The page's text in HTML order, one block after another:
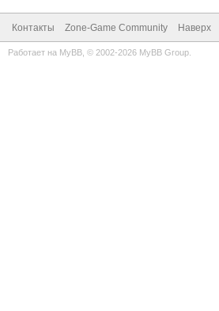
Контакты Zone-Game Community Наверх
Работает на MyBB , © 2002-2026 MyBB Group